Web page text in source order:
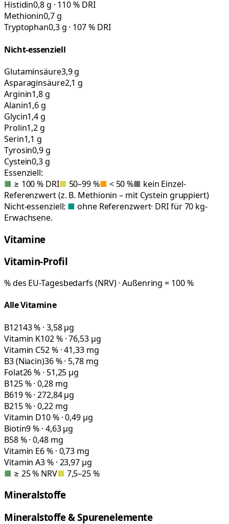
Histidin0,8 g · 110 % DRI
Methionin0,7 g
Tryptophan0,3 g · 107 % DRI
Nicht-essenziell
Glutaminsäure3,9 g
Asparaginsäure2,1 g
Arginin1,8 g
Alanin1,6 g
Glycin1,4 g
Prolin1,2 g
Serin1,1 g
Tyrosin0,9 g
Cystein0,3 g
Essenziell:
■ ≥ 100 % DRI■ 50–99 %■ < 50 %■ kein Einzel-
Referenzwert (z. B. Methionin – mit Cystein gruppiert)
Nicht-essenziell: ■ ohne Referenzwert· DRI für 70 kg-
Erwachsene.
Vitamine
Vitamin-Profil
% des EU-Tagesbedarfs (NRV) · Außenring = 100 %
Alle Vitamine
B12143 % · 3,58 µg
Vitamin K102 % · 76,53 µg
Vitamin C52 % · 41,33 mg
B3 (Niacin)36 % · 5,78 mg
Folat26 % · 51,25 µg
B125 % · 0,28 mg
B619 % · 272,84 µg
B215 % · 0,22 mg
Vitamin D10 % · 0,49 µg
Biotin9 % · 4,63 µg
B58 % · 0,48 mg
Vitamin E6 % · 0,73 mg
Vitamin A3 % · 23,97 µg
■ ≥ 25 % NRV■ 7,5–25 %
Mineralstoffe
Mineralstoffe & Spurenelemente